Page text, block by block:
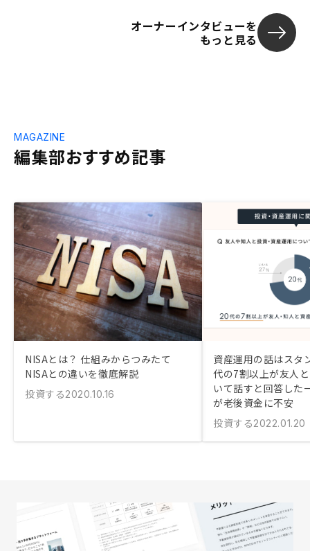
オーナーインタビューを
もっと見る
編集部おすすめ記事
MAGAZINE
NISAとは？ 仕組みからつみたて
NISAとの違いを徹底解説
投資する2020.10.16
資産運用の話はスタ
代の7割以上が友人
いて話すと回答した
が老後資金に不安
投資する2022.01.20